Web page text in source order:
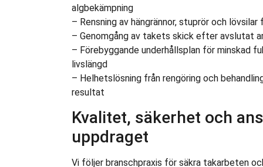
algbekämpning
– Rensning av hängrännor, stuprör och
– Genomgång av takets skick efter avslutat
– Förebyggande underhållsplan för minskad
livslängd
– Helhetslösning från rengöring och
resultat
Kvalitet, säkerhet och
uppdraget
Vi följer branschpraxis för säkra takarbeten